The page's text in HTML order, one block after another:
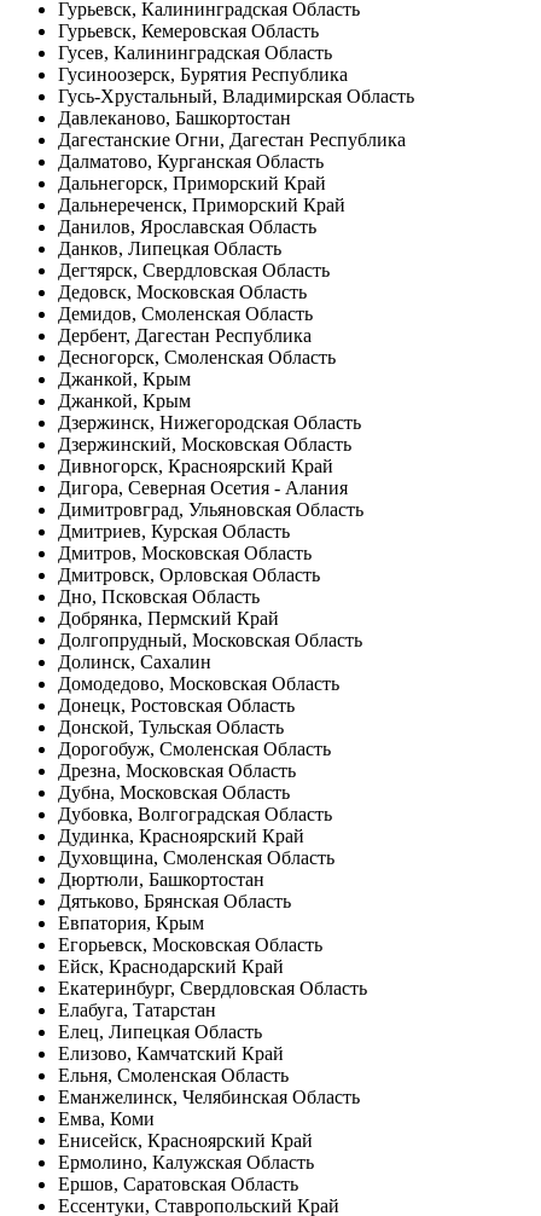
Гурьевск, Калининградская Область
Гурьевск, Кемеровская Область
Гусев, Калининградская Область
Гусиноозерск, Бурятия Республика
Гусь-Хрустальный, Владимирская Область
Давлеканово, Башкортостан
Дагестанские Огни, Дагестан Республика
Далматово, Курганская Область
Дальнегорск, Приморский Край
Дальнереченск, Приморский Край
Данилов, Ярославская Область
Данков, Липецкая Область
Дегтярск, Свердловская Область
Дедовск, Московская Область
Демидов, Смоленская Область
Дербент, Дагестан Республика
Десногорск, Смоленская Область
Джанкой, Крым
Джанкой, Крым
Дзержинск, Нижегородская Область
Дзержинский, Московская Область
Дивногорск, Красноярский Край
Дигора, Северная Осетия - Алания
Димитровград, Ульяновская Область
Дмитриев, Курская Область
Дмитров, Московская Область
Дмитровск, Орловская Область
Дно, Псковская Область
Добрянка, Пермский Край
Долгопрудный, Московская Область
Долинск, Сахалин
Домодедово, Московская Область
Донецк, Ростовская Область
Донской, Тульская Область
Дорогобуж, Смоленская Область
Дрезна, Московская Область
Дубна, Московская Область
Дубовка, Волгоградская Область
Дудинка, Красноярский Край
Духовщина, Смоленская Область
Дюртюли, Башкортостан
Дятьково, Брянская Область
Евпатория, Крым
Егорьевск, Московская Область
Ейск, Краснодарский Край
Екатеринбург, Свердловская Область
Елабуга, Татарстан
Елец, Липецкая Область
Елизово, Камчатский Край
Ельня, Смоленская Область
Еманжелинск, Челябинская Область
Емва, Коми
Енисейск, Красноярский Край
Ермолино, Калужская Область
Ершов, Саратовская Область
Ессентуки, Ставропольский Край